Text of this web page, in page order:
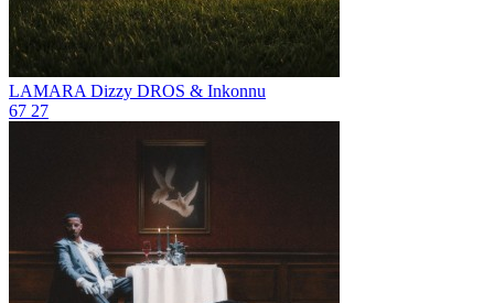
LAMARA Dizzy DROS & Inkonnu
67 27